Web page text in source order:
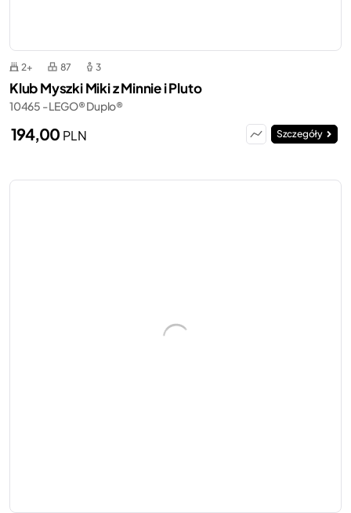
2+ 87 3
Klub Myszki Miki z Minnie i Pluto
10465 - LEGO® Duplo®
194,00 PLN Szczegóły